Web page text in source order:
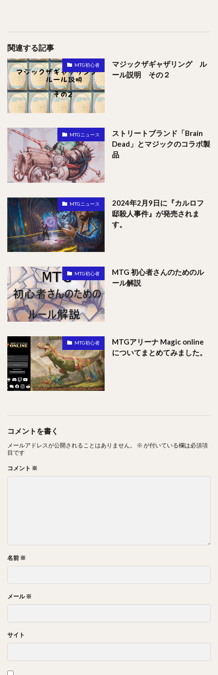
関連する記事
MTG初心者
マジックザギャザリング ル
ール説明 その２
MTGニュース
ストリートブランド「Brain
Dead」とマジックのコラボ製
品
MTGニュース
2024年2月9日に『カルロフ
邸殺人事件』が発売されま
す。
MTG初心者
MTG 初心者さんのためのル
ール解説
MTG初心者
MTGアリーナ Magic online
についてまとめてみました。
コメントを書く
メールアドレスが公開されることはありません。 ※ が付いている欄は必須項
目です
コメント ※
名前 ※
メール※
サイト